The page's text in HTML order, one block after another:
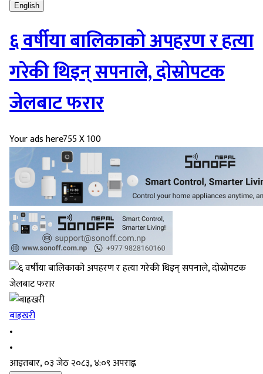
English
६ वर्षीया बालिकाको अपहरण र हत्या
गरेकी थिइन् सपनाले, दोस्रोपटक
जेलबाट फरार
Your ads here755 X 100
बाह्रखरी
•
•
आइतबार, ०३ जेठ २०८३, ४:०९ अपराह्न